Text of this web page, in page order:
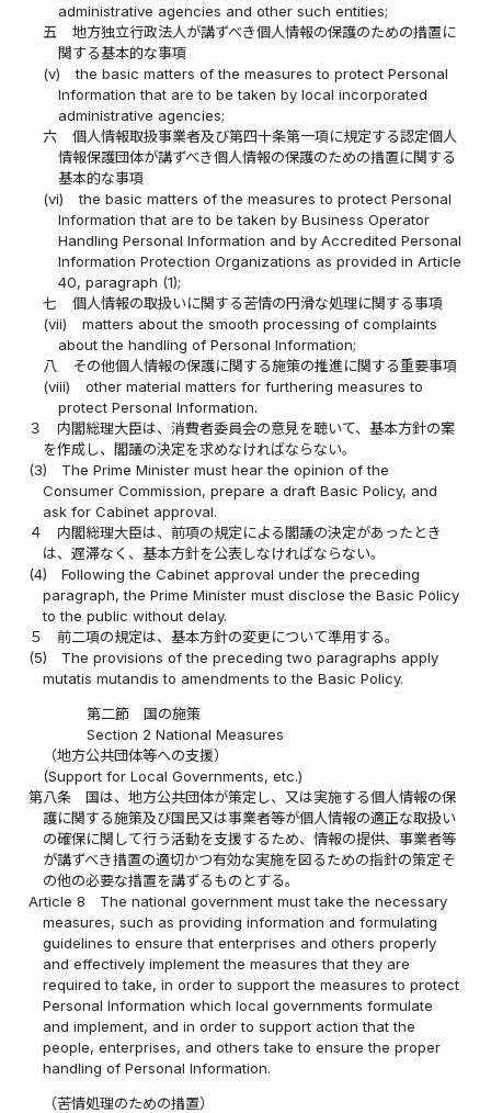
administrative agencies and other such entities;
五
地方独立行政法人が講ずべき個人情報の保護のための措置に
関する基本的な事項
(v)
the basic matters of the measures to protect Personal
Information that are to be taken by local incorporated
administrative agencies;
六
個人情報取扱事業者及び第四十条第一項に規定する認定個人
情報保護団体が講ずべき個人情報の保護のための措置に関する
基本的な事項
(vi)
the basic matters of the measures to protect Personal
Information that are to be taken by Business Operator
Handling Personal Information and by Accredited Personal
Information Protection Organizations as provided in Article
40, paragraph (1);
七
個人情報の取扱いに関する苦情の円滑な処理に関する事項
(vii)
matters about the smooth processing of complaints
about the handling of Personal Information;
八
その他個人情報の保護に関する施策の推進に関する重要事項
(viii)
other material matters for furthering measures to
protect Personal Information.
３
内閣総理大臣は、消費者委員会の意見を聴いて、基本方針の案
を作成し、閣議の決定を求めなければならない。
(3)
The Prime Minister must hear the opinion of the
Consumer Commission, prepare a draft Basic Policy, and
ask for Cabinet approval.
４
内閣総理大臣は、前項の規定による閣議の決定があったとき
は、遅滞なく、基本方針を公表しなければならない。
(4)
Following the Cabinet approval under the preceding
paragraph, the Prime Minister must disclose the Basic Policy
to the public without delay.
５
前二項の規定は、基本方針の変更について準用する。
(5)
The provisions of the preceding two paragraphs apply
mutatis mutandis to amendments to the Basic Policy.
第二節 国の施策
Section 2 National Measures
（地方公共団体等への支援）
(Support for Local Governments, etc.)
第八条
国は、地方公共団体が策定し、又は実施する個人情報の保
護に関する施策及び国民又は事業者等が個人情報の適正な取扱い
の確保に関して行う活動を支援するため、情報の提供、事業者等
が講ずべき措置の適切かつ有効な実施を図るための指針の策定そ
の他の必要な措置を講ずるものとする。
Article 8
The national government must take the necessary
measures, such as providing information and formulating
guidelines to ensure that enterprises and others properly
and effectively implement the measures that they are
required to take, in order to support the measures to protect
Personal Information which local governments formulate
and implement, and in order to support action that the
people, enterprises, and others take to ensure the proper
handling of Personal Information.
（苦情処理のための措置）